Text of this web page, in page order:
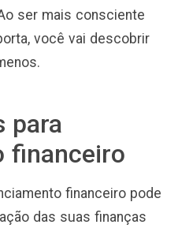
ser mais consciente
você vai descobrir
para
financeiro
financeiro pode
das suas finanças